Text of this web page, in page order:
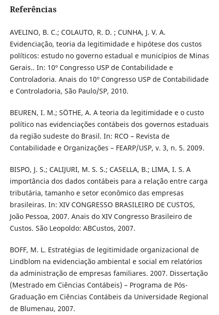
Referências
AVELINO, B. C.; COLAUTO, R. D. ; CUNHA, J. V. A.
Evidenciação, teoria da legitimidade e hipótese dos custos
políticos: estudo no governo estadual e municípios de Minas
Gerais.. In: 10º Congresso USP de Contabilidade e
Controladoria. Anais do 10º Congresso USP de Contabilidade
e Controladoria, São Paulo/SP, 2010.
BEUREN, I. M.; SÖTHE, A. A teoria da legitimidade e o custo
político nas evidenciações contábeis dos governos estaduais
da região sudeste do Brasil. In: RCO – Revista de
Contabilidade e Organizações – FEARP/USP, v. 3, n. 5. 2009.
BISPO, J. S.; CALIJURI, M. S. S.; CASELLA, B.; LIMA, I. S. A
importância dos dados contábeis para a relação entre carga
tributária, tamanho e setor econômico das empresas
brasileiras. In: XIV CONGRESSO BRASILEIRO DE CUSTOS,
João Pessoa, 2007. Anais do XIV Congresso Brasileiro de
Custos. São Leopoldo: ABCustos, 2007.
BOFF, M. L. Estratégias de legitimidade organizacional de
Lindblom na evidenciação ambiental e social em relatórios
da administração de empresas familiares. 2007. Dissertação
(Mestrado em Ciências Contábeis) – Programa de Pós-
Graduação em Ciências Contábeis da Universidade Regional
de Blumenau, 2007.